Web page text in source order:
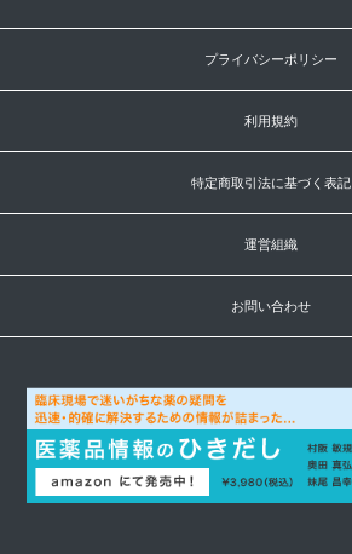
プライバシーポリシー
利用規約
特定商取引法に基づく表記
運営組織
お問い合わせ